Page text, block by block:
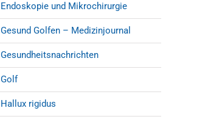
Endoskopie und Mikrochirurgie
Gesund Golfen – Medizinjournal
Gesundheitsnachrichten
Golf
Hallux rigidus